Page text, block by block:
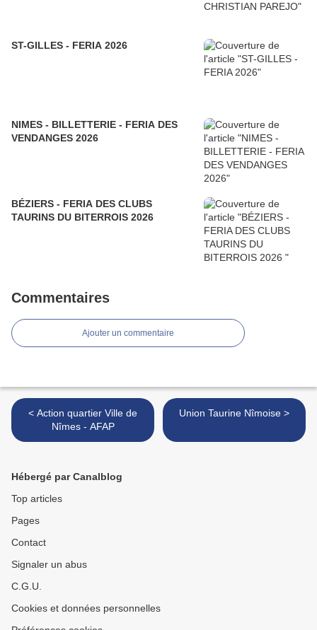
ST-GILLES - FERIA 2026
NIMES - BILLETTERIE - FERIA DES
VENDANGES 2026
BÉZIERS - FERIA DES CLUBS
TAURINS DU BITERROIS 2026
Commentaires
Ajouter un commentaire
< Action quartier Ville de
Nîmes - AFAP
Union Taurine Nîmoise >
Hébergé par Canalblog
Top articles
Pages
Contact
Signaler un abus
C.G.U.
Cookies et données personnelles